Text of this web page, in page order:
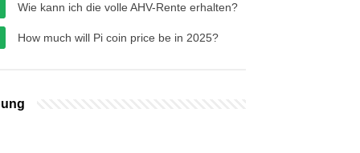
Wie kann ich die volle AHV-Rente erhalten?
How much will Pi coin price be in 2025?